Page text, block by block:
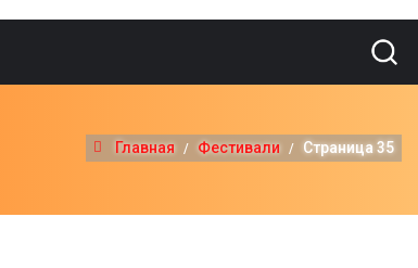
Главная Фестивали Страница 35